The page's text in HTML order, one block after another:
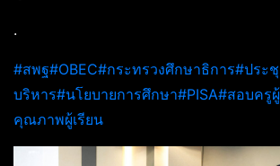
.
#สพฐ#OBEC#กระทรวงศึกษาธิการ#ประ
บริหาร#นโยบายการศึกษา#PISA#สอบครู
คุณภาพผู้เรียน